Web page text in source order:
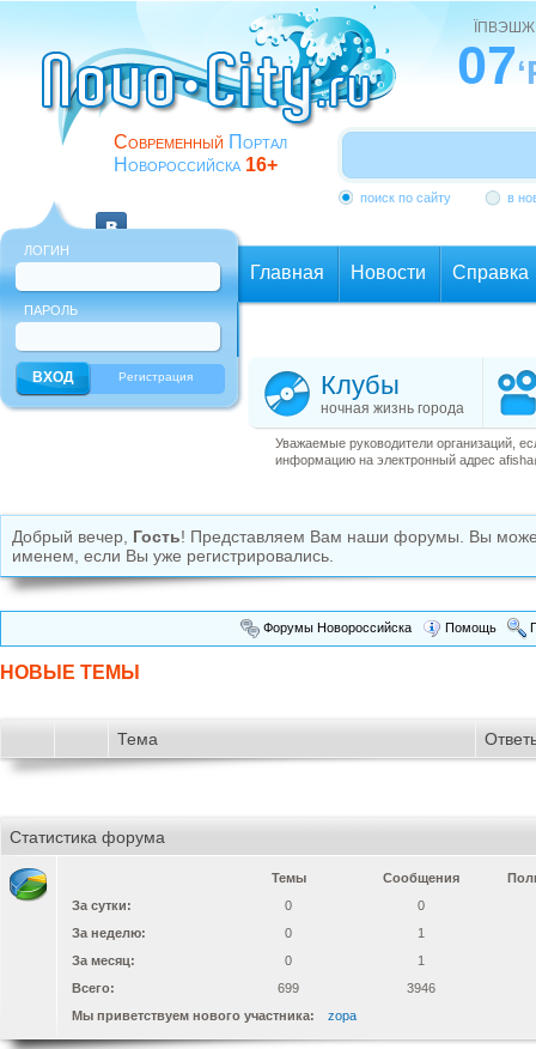
Современный Портал
Новороссийска 16+
07
поиск по сайту в
ЛОГИН
ПАРОЛЬ
Регистрация
Главная Новости Справка
Клубы
ночная жизнь города
Уважаемые руководители организаций,
информацию на электронный адрес
Добрый вечер, Гость! Представляем Вам наши форумы. Вы
именем, если Вы уже регистрировались.
Форумы Новороссийска Помощь
НОВЫЕ ТЕМЫ
Тема
Статистика форума
Темы Сообщения
За сутки:
0
0
За неделю:
0
1
За месяц:
0
1
Всего:
699
3946
Мы приветствуем нового участника:
zopa